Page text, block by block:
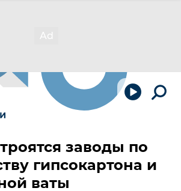
заводы по
гипсокартона и
ваты